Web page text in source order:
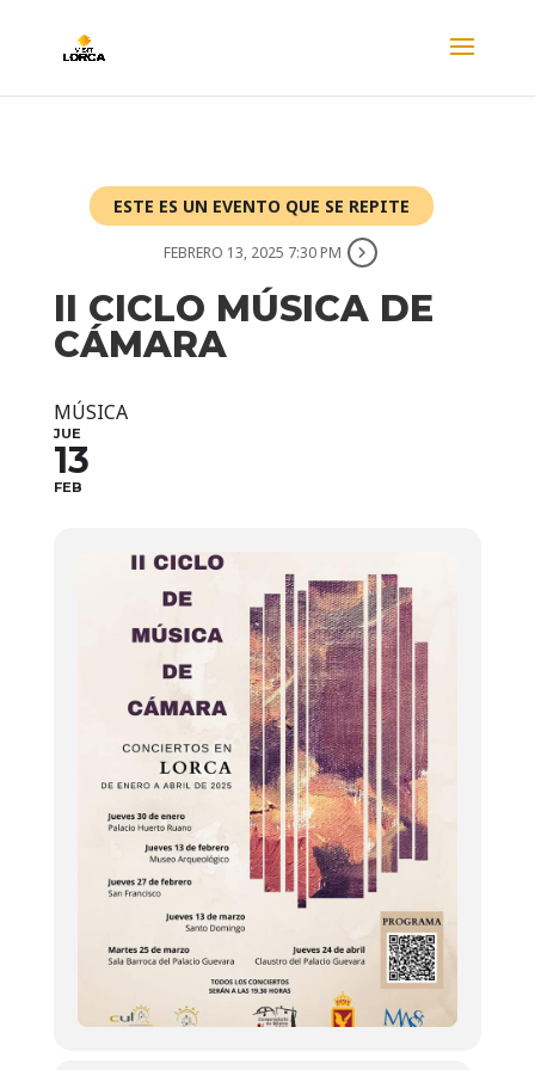
ESTE ES UN EVENTO QUE SE REPITE
FEBRERO 13, 2025 7:30 PM
II CICLO MÚSICA DE
CÁMARA
MÚSICA
JUE
13
FEB